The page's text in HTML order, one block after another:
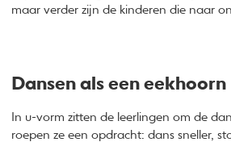
maar verder zijn de kinderen die naar
Dansen als een eekhoorn
In u-vorm zitten de leerlingen om de
roepen ze een opdracht: dans sneller,